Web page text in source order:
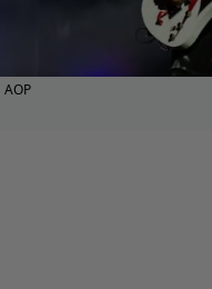
AOP